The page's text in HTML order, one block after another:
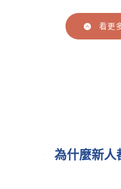
看更
為什麼新人